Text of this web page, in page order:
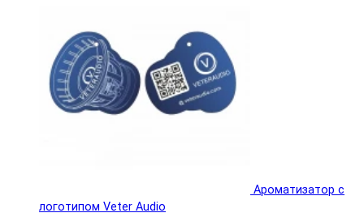
Ароматизатор с
логотипом Veter Audio